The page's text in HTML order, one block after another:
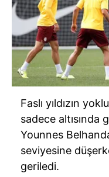
Faslı yıldızın
sadece altısında
Younnes
seviyesine
geriledi.